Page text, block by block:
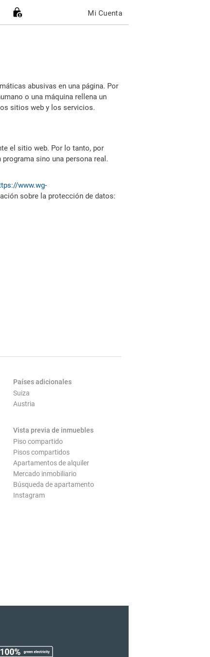
Mi Cuenta
abusivas en una página. Por
o una máquina rellena un
sitios web y los servicios.
el sitio web. Por lo tanto, por
sino una persona real.
www.wg-
sobre la protección de datos:
Países adicionales
Suiza
Austria
Vista previa de inmuebles
Piso compartido
Pisos compartidos
Apartamentos de alquiler
Mercado inmobiliario
Búsqueda de apartamento
Instagram